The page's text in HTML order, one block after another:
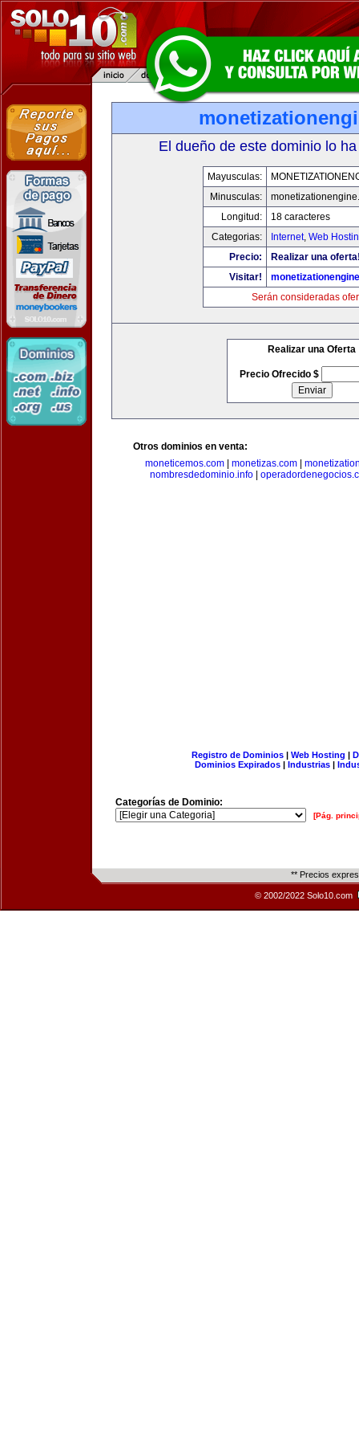
El dueño de este dominio lo
Mayusculas:
Minusculas:
Longitud:
18 caracteres
Categorias:
Internet, Web
Precio:
Realizar una
Visitar!
Serán consideradas
Realizar una Oferta
Precio Ofrecido $
Otros dominios en venta:
moneticemos.com
monetizas.com
nombresdedominio.info|
Registro de Dominios| Web Hosting |
Dominios Expirados | Industrias |
Categorías de Dominio:
[Pág.
** Precios
© 2002/2022 Solo10.com